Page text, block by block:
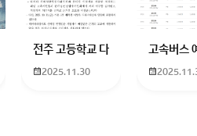
5등급제 기준으로
을 쓰고 있는데 일반형은 케이스가 많
평판 순위 알고싶어요 임영웅 11월 브랜
전주 고등학교 다자녀 제가 2027학
2025.11.30
고속버스